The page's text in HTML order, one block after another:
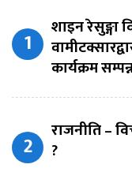
शाइन रेसुङ्गा
कार्यक्रम
राजनीति –
?